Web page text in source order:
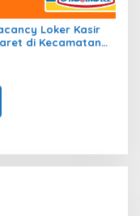
Loker Kasir
di Kecamatan